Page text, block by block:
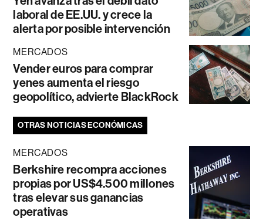
laboral de EE.UU. y crece la
alerta por posible intervención
MERCADOS
Vender euros para comprar
yenes aumenta el riesgo
geopolítico, advierte BlackRock
OTRAS NOTICIAS ECONÓMICAS
MERCADOS
Berkshire recompra acciones
propias por US$4.500 millones
tras elevar sus ganancias
operativas